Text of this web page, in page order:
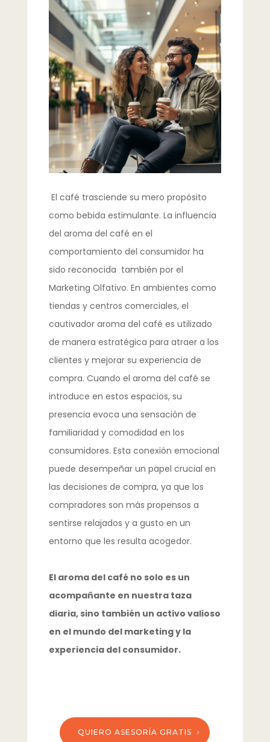
Esta característica particular del café
no solo es una cuestión de aroma; es
una conexión con recuerdos y
sensaciones que nos embargan.
El café trasciende su mero propósito
como bebida estimulante. La influencia
del aroma del café en el
comportamiento del consumidor ha
sido reconocida también por el
Marketing Olfativo. En ambientes como
tiendas y centros comerciales, el
cautivador aroma del café es utilizado
de manera estratégica para atraer a los
clientes y mejorar su experiencia de
compra. Cuando el aroma del café se
introduce en estos espacios, su
presencia evoca una sensación de
familiaridad y comodidad en los
consumidores. Esta conexión emocional
puede desempeñar un papel crucial en
las decisiones de compra, ya que los
compradores son más propensos a
sentirse relajados y a gusto en un
entorno que les resulta acogedor.
El aroma del café no solo es un
acompañante en nuestra taza
diaria, sino también un activo valioso
en el mundo del marketing y la
experiencia del consumidor.
QUIERO ASESORÍA GRATIS